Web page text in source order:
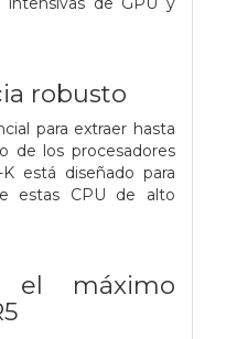
robusto
para extraer hasta
de los procesadores
está diseñado para
estas CPU de alto
máximo